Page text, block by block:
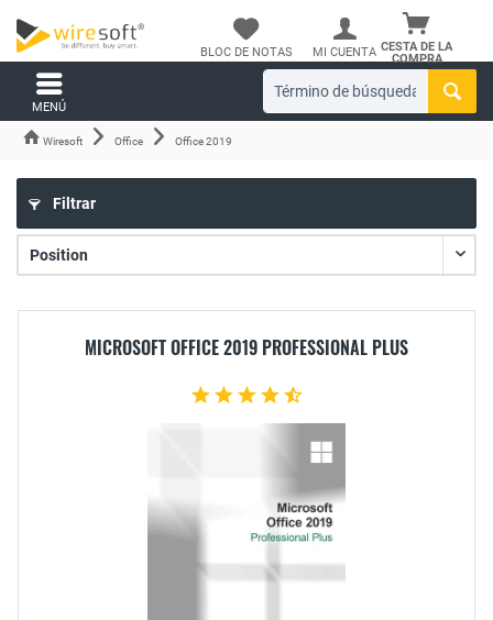
CESTA DE LA
COMPRA
BLOC DE NOTAS MI CUENTA
MENÚ
Wiresoft Office Office 2019
Filtrar
MICROSOFT OFFICE 2019 PROFESSIONAL PLUS